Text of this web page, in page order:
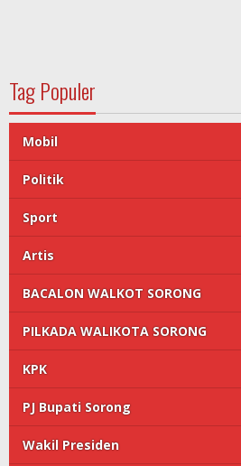
Tag Populer
Mobil
Politik
Sport
Artis
BACALON WALKOT SORONG
PILKADA WALIKOTA SORONG
KPK
PJ Bupati Sorong
Wakil Presiden